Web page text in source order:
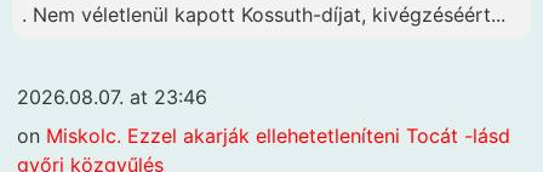
. Nem véletlenül kapott Kossuth-díjat, kivégzéséért...
2026.08.07. at 23:46
on Miskolc. Ezzel akarják ellehetetleníteni Tocát -lásd
győri közgyűlés